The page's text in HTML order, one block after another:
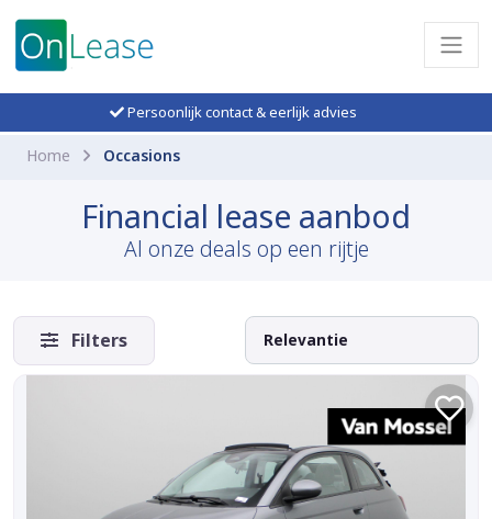
Persoonlijk contact & eerlijk advies
Home Occasions
Financial lease aanbod
Al onze deals op een rijtje
Filters